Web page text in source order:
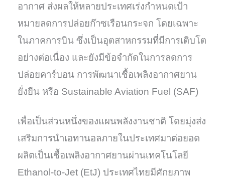
อากาศ ส่งผลให้หลายประเทศเร่งกำหนดเป้า
หมายลดการปล่อยก๊าซเรือนกระจก โดยเฉพาะ
ในภาคการบิน ซึ่งเป็นอุตสาหกรรมที่มีการเติบโต
อย่างต่อเนื่อง และยังมีข้อจำกัดในการลดการ
ปล่อยคาร์บอน การพัฒนาเชื้อเพลิงอากาศยาน
ยั่งยืน หรือ Sustainable Aviation Fuel (SAF)
เพื่อเป็นส่วนหนึ่งของแผนพลังงานชาติ โดยมุ่งส่ง
เสริมการนำเอทานอลภายในประเทศมาต่อยอด
ผลิตเป็นเชื้อเพลิงอากาศยานผ่านเทคโนโลยี
Ethanol-to-Jet (EtJ) ประเทศไทยมีศักยภาพ